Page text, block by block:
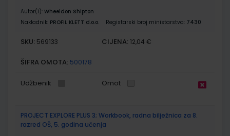
Autor(i): Wheeldon Shipton
Nakladnik: PROFIL KLETT d.o.o. Registarski broj ministarstva: 7430
SKU: 569133 CIJENA: 12,04 €
ŠIFRA OMOTA: 500178
Udžbenik Omot
PROJECT EXPLORE PLUS 3; Workbook, radna bilježnica za 8.
razred OŠ, 5. godina učenja